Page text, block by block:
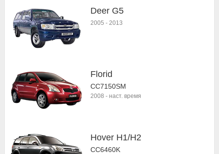
Deer G5
2005 - 2013
Florid
CC7150SM
2008 - наст. время
Hover H1/H2
CC6460K